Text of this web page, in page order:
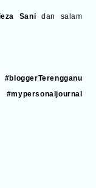
Sani
dan salam